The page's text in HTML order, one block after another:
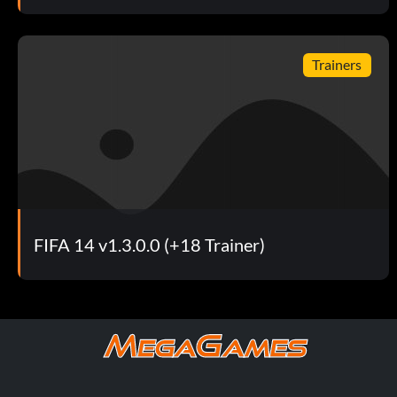
Travail d'équipe (15 points) : Gagnez votre premier match
Grand jeu (10 points) : Gagnez un match de la semaine dans
Tout seul (20 points) : Terminez un défi de pro dans
De moi à toi (10 points) : Offrir un article du catalogue du
Des compétences pour payer les factures (20 points) :
C'est à moi maintenant (10 points) : Échanger un article du
Trainers
FIFA 14 v1.3.0.0 (+18 Trainer)